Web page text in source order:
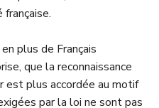
plus de Français
que la reconnaissance
est plus accordée au motif
par la loi ne sont pas